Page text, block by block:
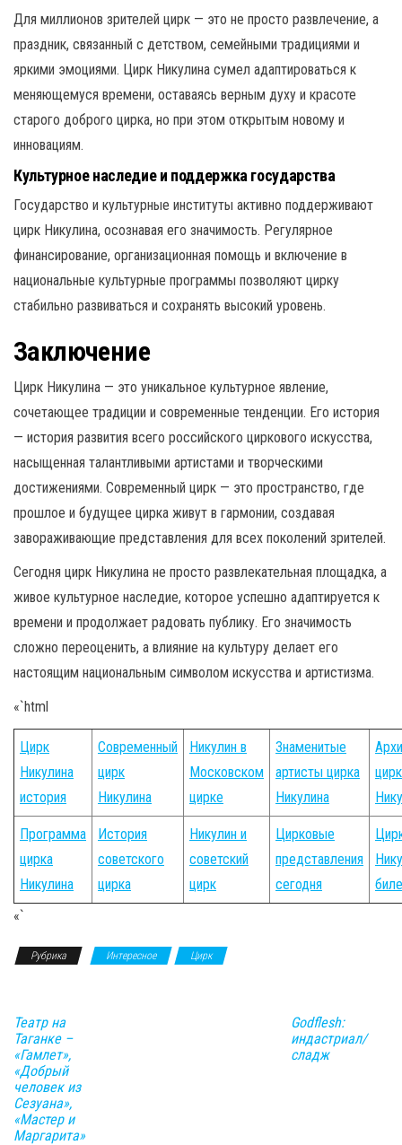
Для миллионов зрителей цирк — это не просто развлечение, а
праздник, связанный с детством, семейными традициями и
яркими эмоциями. Цирк Никулина сумел адаптироваться к
меняющемуся времени, оставаясь верным духу и красоте
старого доброго цирка, но при этом открытым новому и
инновациям.
Культурное наследие и поддержка государства
Государство и культурные институты активно поддерживают
цирк Никулина, осознавая его значимость. Регулярное
финансирование, организационная помощь и включение в
национальные культурные программы позволяют цирку
стабильно развиваться и сохранять высокий уровень.
Заключение
Цирк Никулина — это уникальное культурное явление,
сочетающее традиции и современные тенденции. Его история
— история развития всего российского циркового искусства,
насыщенная талантливыми артистами и творческими
достижениями. Современный цирк — это пространство, где
прошлое и будущее цирка живут в гармонии, создавая
завораживающие представления для всех поколений зрителей.
Сегодня цирк Никулина не просто развлекательная площадка, а
живое культурное наследие, которое успешно адаптируется к
времени и продолжает радовать публику. Его значимость
сложно переоценить, а влияние на культуру делает его
настоящим национальным символом искусства и артистизма.
«`html
Цирк
Никулина
история
Современный
цирк
Никулина
Никулин в
Московском
цирке
Знаменитые
артисты цирка
Никулина
Программа
цирка
Никулина
История
советского
цирка
Никулин и
советский
цирк
Цирковые
представления
сегодня
«`
Рубрика Интересное Цирк
Театр на
Таганке –
«Гамлет»,
«Добрый
человек из
Сезуана»,
«Мастер и
Маргарита»
Godflesh:
индастриал/
сладж